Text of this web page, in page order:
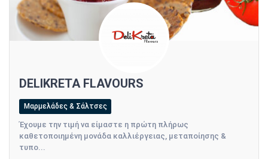
DELIKRETA FLAVOURS
Μαρμελάδες & Σάλτσες
Έχουμε την τιμή να είμαστε η πρώτη πλήρως
καθετοποιημένη μονάδα καλλιέργειας, μεταποίησης &
τυπο...